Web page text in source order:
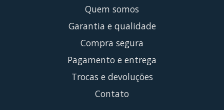
Quem somos
Garantia e qualidade
Compra segura
Pagamento e entrega
Trocas e devoluções
Contato